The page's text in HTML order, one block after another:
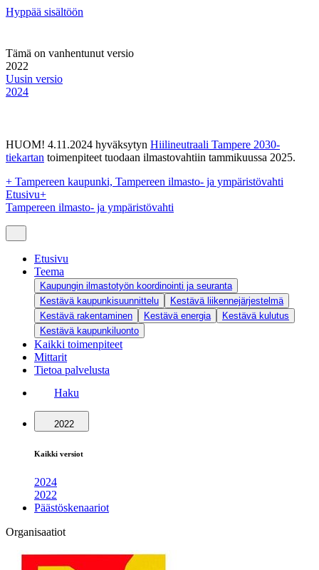
Hyppää sisältöön
Tämä on vanhentunut versio
2022
Uusin versio
2024
HUOM! 4.11.2024 hyväksytyn Hiilineutraali Tampere 2030-
tiekartan toimenpiteet tuodaan ilmastovahtiin tammikuussa 2025.
+ Tampereen kaupunki, Tampereen ilmasto- ja ympäristövahti
Etusivu+
Tampereen ilmasto- ja ympäristövahti
Etusivu
Teema
Kaupungin ilmastotyön koordinointi ja seuranta
Kestävä kaupunkisuunnittelu
Kestävä liikennejärjestelmä
Kestävä rakentaminen
Kestävä energia
Kestävä kulutus
Kestävä kaupunkiluonto
Kaikki toimenpiteet
Mittarit
Tietoa palvelusta
Haku
2022
Kaikki versiot
2024
2022
Päästöskenaariot
Organisaatiot